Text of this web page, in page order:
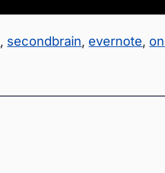
, secondbrain, evernote,